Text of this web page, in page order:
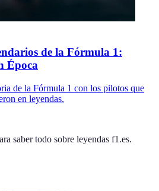
de la Fórmula 1:
Época
de la Fórmula 1 con los pilotos que
en leyendas.
saber todo sobre leyendas f1.es.